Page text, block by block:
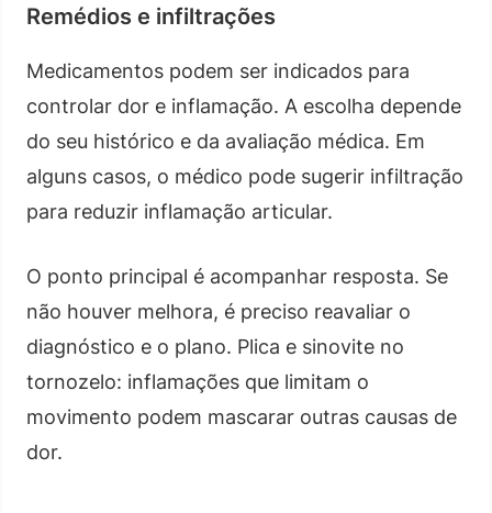
Remédios e infiltrações
Medicamentos podem ser indicados para
controlar dor e inflamação. A escolha depende
do seu histórico e da avaliação médica. Em
alguns casos, o médico pode sugerir infiltração
para reduzir inflamação articular.
O ponto principal é acompanhar resposta. Se
não houver melhora, é preciso reavaliar o
diagnóstico e o plano. Plica e sinovite no
tornozelo: inflamações que limitam o
movimento podem mascarar outras causas de
dor.